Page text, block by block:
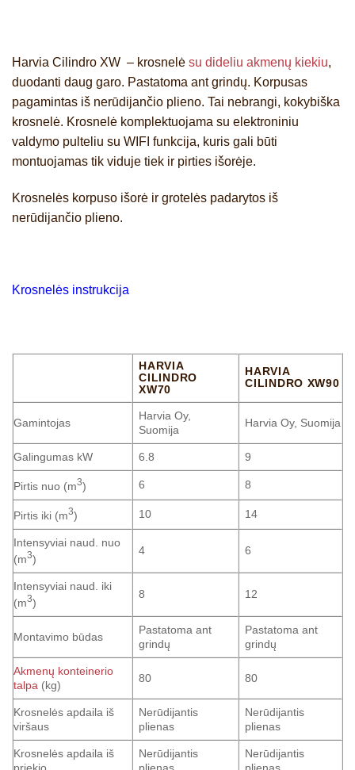
Harvia Cilindro XW – krosnelė su dideliu akmenų kiekiu,
duodanti daug garo. Pastatoma ant grindų. Korpusas
pagamintas iš nerūdijančio plieno. Tai nebrangi, kokybiška
krosnelė. Krosnelė komplektuojama su elektroniniu
valdymo pulteliu su WIFI funkcija, kuris gali būti
montuojamas tik viduje tiek ir pirties išorėje.
Krosnelės korpuso išorė ir grotelės padarytos iš
nerūdijančio plieno.
Krosnelės instrukcija
HARVIA
CILINDRO
XW70
HARVIA
CILINDRO XW90
Gamintojas
Harvia Oy,
Suomija
Harvia Oy, Suomija
Galingumas kW 6.8 9
Pirtis nuo (m3) 6 8
Pirtis iki (m3) 10 14
Intensyviai naud. nuo
(m3)
4 6
Intensyviai naud. iki
(m3)
8 12
Montavimo būdas
Pastatoma ant
grindų
Pastatoma ant
grindų
Akmenų konteinerio
talpa (kg)
80 80
Krosnelės apdaila iš
viršaus
Nerūdijantis
plienas
Nerūdijantis
plienas
Krosnelės apdaila iš
Nerūdijantis
Nerūdijantis